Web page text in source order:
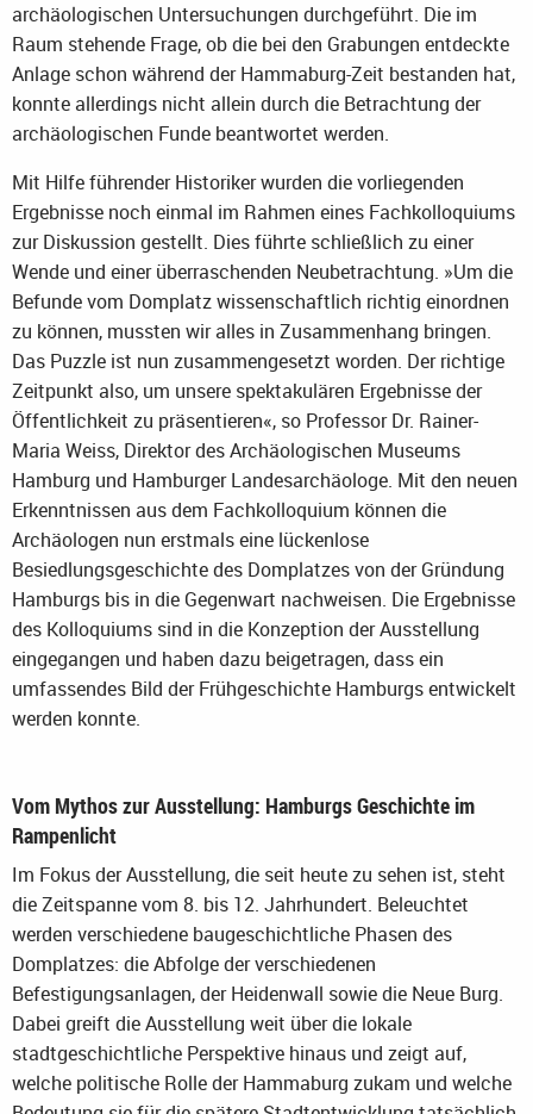
archäologischen Untersuchungen durchgeführt. Die im
Raum stehende Frage, ob die bei den Grabungen entdeckte
Anlage schon während der Hammaburg-Zeit bestanden hat,
konnte allerdings nicht allein durch die Betrachtung der
archäologischen Funde beantwortet werden.
Mit Hilfe führender Historiker wurden die vorliegenden
Ergebnisse noch einmal im Rahmen eines Fachkolloquiums
zur Diskussion gestellt. Dies führte schließlich zu einer
Wende und einer überraschenden Neubetrachtung. »Um die
Befunde vom Domplatz wissenschaftlich richtig einordnen
zu können, mussten wir alles in Zusammenhang bringen.
Das Puzzle ist nun zusammengesetzt worden. Der richtige
Zeitpunkt also, um unsere spektakulären Ergebnisse der
Öffentlichkeit zu präsentieren«, so Professor Dr. Rainer-
Maria Weiss, Direktor des Archäologischen Museums
Hamburg und Hamburger Landesarchäologe. Mit den neuen
Erkenntnissen aus dem Fachkolloquium können die
Archäologen nun erstmals eine lückenlose
Besiedlungsgeschichte des Domplatzes von der Gründung
Hamburgs bis in die Gegenwart nachweisen. Die Ergebnisse
des Kolloquiums sind in die Konzeption der Ausstellung
eingegangen und haben dazu beigetragen, dass ein
umfassendes Bild der Frühgeschichte Hamburgs entwickelt
werden konnte.
Vom Mythos zur Ausstellung: Hamburgs Geschichte im
Rampenlicht
Im Fokus der Ausstellung, die seit heute zu sehen ist, steht
die Zeitspanne vom 8. bis 12. Jahrhundert. Beleuchtet
werden verschiedene baugeschichtliche Phasen des
Domplatzes: die Abfolge der verschiedenen
Befestigungsanlagen, der Heidenwall sowie die Neue Burg.
Dabei greift die Ausstellung weit über die lokale
stadtgeschichtliche Perspektive hinaus und zeigt auf,
welche politische Rolle der Hammaburg zukam und welche